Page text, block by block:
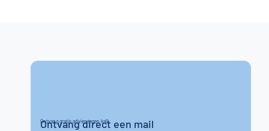
Ontvang gratis advies tegen kalk
Ontvang direct een mail